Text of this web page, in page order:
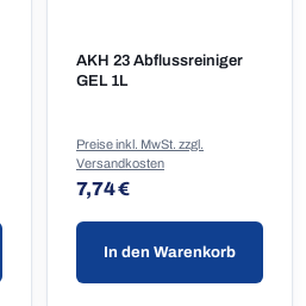
AKH 23 Abflussreiniger
GEL 1L
Regulärer Preis:
7,74 €
Preise inkl. MwSt. zzgl.
Versandkosten
In den Warenkorb